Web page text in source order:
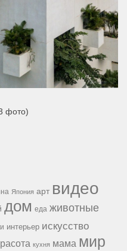
фото)
Япония арт видео
дом еда животные
интерьер искусство
кухня мама мир